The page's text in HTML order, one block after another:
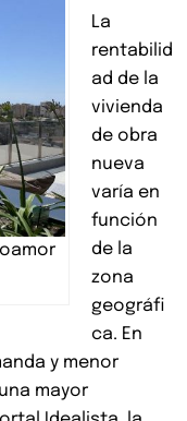
La
rentabilid
ad de la
vivienda
de obra
nueva
varía en
función
de la
zona
geográfi
ca. En
y menor
mayor